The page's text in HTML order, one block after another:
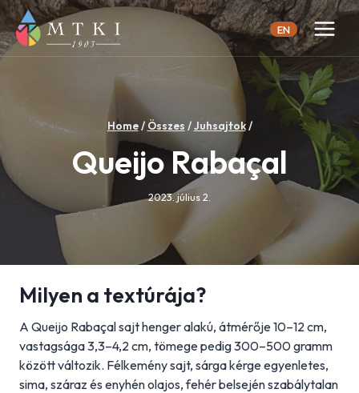
Skip
to
content
EN
Home/ Összes /Juhsajtok/
Queijo Rabaçal
2023. július 2.
Milyen a textúrája?
A Queijo Rabaçal sajt henger alakú, átmérője 10–12 cm,
vastagsága 3,3–4,2 cm, tömege pedig 300–500 gramm
között változik. Félkemény sajt, sárga kérge egyenletes,
sima, száraz és enyhén olajos, fehér belsején szabálytalan